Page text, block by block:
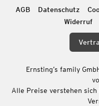
AGB Datenschutz
Widerruf
Ernsting’s family
Alle Preise verstehen